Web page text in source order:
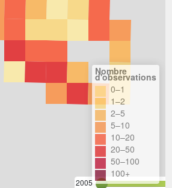
2005
Nombre
d'observations
0–1
1–2
2–5
5–10
10–20
20–50
50–100
100+